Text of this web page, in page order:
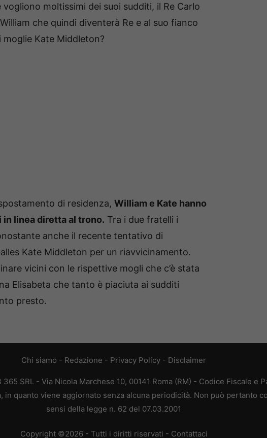
moltissimi dei suoi sudditi, il Re Carlo
che quindi diventerà Re e al suo fianco
Kate Middleton?
di residenza, William e Kate hanno
linea diretta al trono. Tra i due fratelli i
anche il recente tentativo di
Kate Middleton per un riavvicinamento.
vicini con le rispettive mogli che c’è stata
Elisabeta che tanto è piaciuta ai sudditi
presto.
Chi siamo - Redazione - Privacy Policy - Disclaimer
SRL - Via Nicola Marchese 10, 00141 Roma (RM) - Codice Fiscale e
quanto viene aggiornato senza alcuna periodicità. Non può pertanto
sensi della legge n. 62 del 07.03.2001
Copyright ©2026 - Tutti i diritti riservati - Contattaci